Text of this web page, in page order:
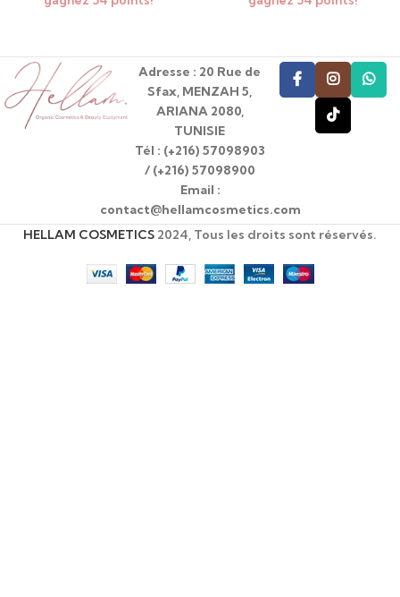
Adresse : 20 Rue de
Sfax, MENZAH 5,
ARIANA 2080,
TUNISIE
Tél : (+216) 57098903
/ (+216) 57098900
Email :
contact@hellamcosmetics.com
HELLAM COSMETICS 2024, Tous les droits sont réservés.